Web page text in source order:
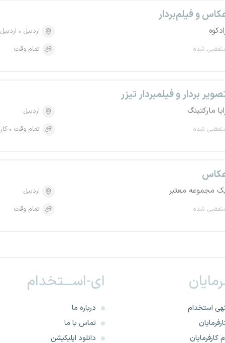
و فیلم‌بردار
شده
اردبیل
اردبیل
تمام وقت
بردار و فیلمبردار تیزر
مارکتینگ
شده
اردبیل
تمام وقت
مجموعه معتبر
شده
اردبیل
تمام وقت
استخدام
کارفرمایان
ای-اســـتخدام
درباره ما
تماس با ما
دانلود اپلیکیشن